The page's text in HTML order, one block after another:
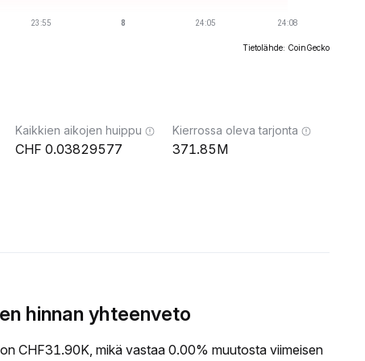
Tietolähde: CoinGecko
Kaikkien aikojen huippu
0.03829577
Kierrossa oleva tarjonta
371.85M
hinnan yhteenveto
CHF31.90K, mikä vastaa 0.00% muutosta viimeisen